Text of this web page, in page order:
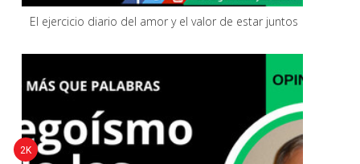
El ejercicio diario del amor y el valor de estar juntos
2K